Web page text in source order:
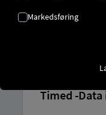
Timed -
Markedsføring